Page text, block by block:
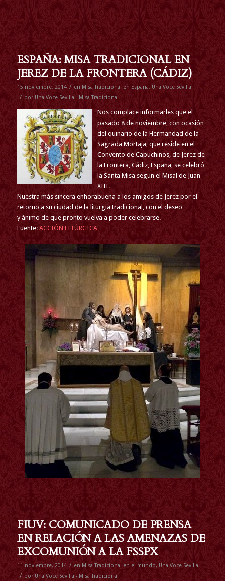
ESPAÑA: MISA TRADICIONAL EN
JEREZ DE LA FRONTERA (CÁDIZ)
15 noviembre, 2014 / en Misa Tradicional en España, Una Voce Sevilla
/ por Una Voce Sevilla - Misa Tradicional
Nos complace informarles que el
pasado 8 de noviembre, con ocasión
del quinario de la Hermandad de la
Sagrada Mortaja, que reside en el
Convento de Capuchinos, de Jerez de
la Frontera, Cádiz, España, se celebró
la Santa Misa según el Misal de Juan
XIII.
Nuestra más sincera enhorabuena a los amigos de Jerez por el
retorno a su ciudad de la liturgia tradicional, con el deseo
y ánimo de que pronto vuelva a poder celebrarse.
Fuente: ACCIÓN LITÚRGICA
FIUV: COMUNICADO DE PRENSA
EN RELACIÓN A LAS AMENAZAS DE
EXCOMUNIÓN A LA FSSPX
11 noviembre, 2014 / en Misa Tradicional en el mundo, Una Voce Sevilla
/ por Una Voce Sevilla - Misa Tradicional